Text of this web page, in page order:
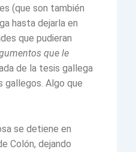
(que son también
hasta dejarla en
que pudieran
que le
de la tesis gallega
gallegos. Algo que
se detiene en
Colón, dejando